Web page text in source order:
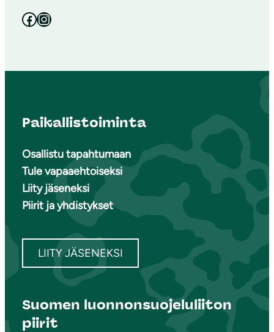
Facebook Instagram
Paikallistoiminta
Osallistu tapahtumaan
Tule vapaaehtoiseksi
Liity jäseneksi
Piirit ja yhdistykset
LIITY JÄSENEKSI
Suomen luonnonsuojeluliiton
piirit